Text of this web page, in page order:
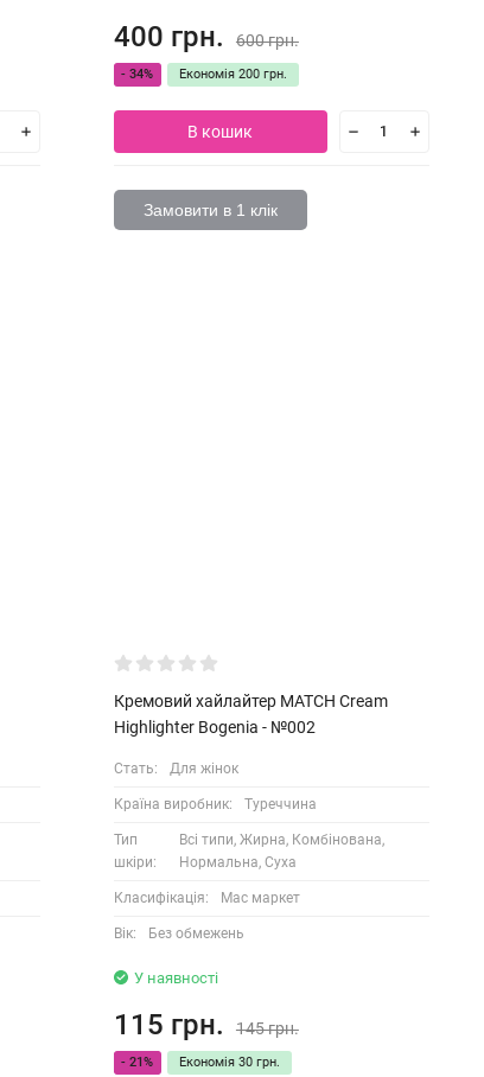
400 грн. 600 грн.
- 34% Економія 200 грн.
В кошик
Замовити в 1 клік
Кремовий хайлайтер MATCH Cream
Highlighter Bogenia - №002
Стать: Для жінок
Країна виробник: Туреччина
Тип
шкіри:
Всі типи, Жирна, Комбінована,
Нормальна, Суха
Класифікація: Мас маркет
Вік: Без обмежень
У наявності
115 грн. 145 грн.
- 21% Економія 30 грн.